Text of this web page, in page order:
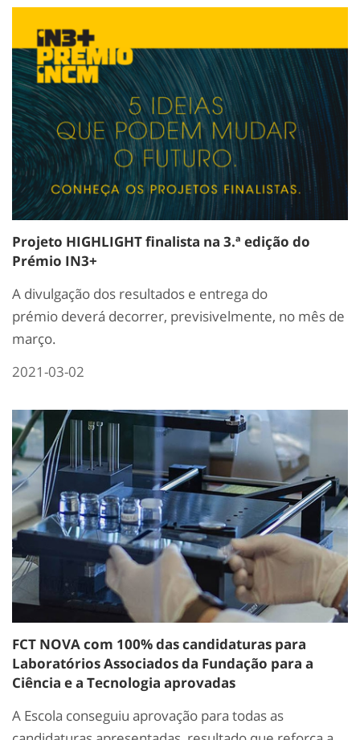
Projeto HIGHLIGHT finalista na 3.ª edição do
Prémio IN3+
A divulgação dos resultados e entrega do
prémio deverá decorrer, previsivelmente, no mês de
março.
2021-03-02
FCT NOVA com 100% das candidaturas para
Laboratórios Associados da Fundação para a
Ciência e a Tecnologia aprovadas
A Escola conseguiu aprovação para todas as